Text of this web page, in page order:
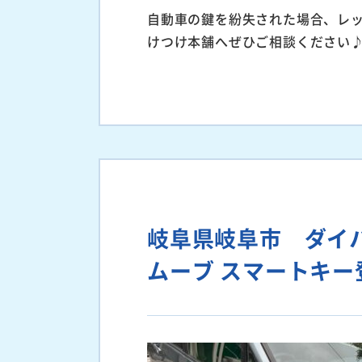
自動車の鍵を紛失された場合、レ
けつけ本舗へぜひご相談ください
岐阜県岐阜市 ダ
ムーブ スマートキー